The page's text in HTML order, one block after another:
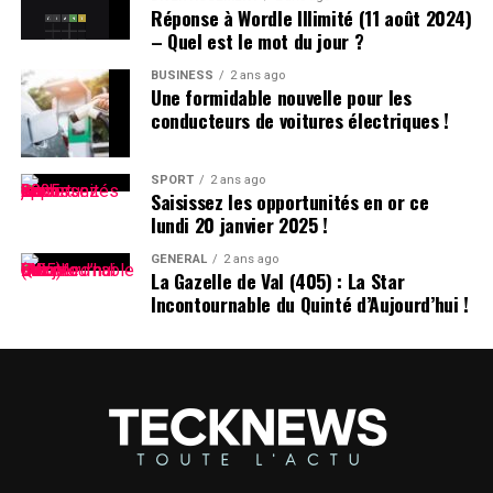
Pensées sur l’Identité Associée au
Prénom
Le choix d’un prénom peut avoir un impact significatif
sur notre identité personnelle tout au long de notre
existence. Que ce soit pour se distinguer ou pour
s’intégrer dans un groupe social spécifique, chaque
individu développe une relation particulière avec son
propre nom.
les prénoms ne sont pas simplement des désignations ;
Réponse à Wordle Illimité (11 août 2024)
– Quel est le mot du jour ?
BUSINESS 2 ans ago
Une formidable nouvelle pour les
conducteurs de voitures électriques !
SPORT 2 ans ago
Saisissez les opportunités en or ce
lundi 20 janvier 2025 !
GÉNÉRAL 2 ans ago
La Gazelle de Val (405) : La Star
Incontournable du Quinté d’Aujourd’hui !